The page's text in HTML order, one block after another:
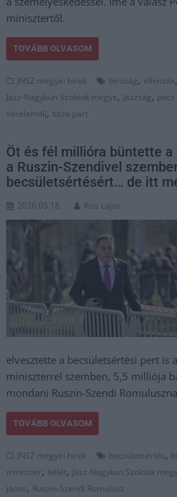
minisztertől.
TOVÁBB OLVASOM
JNSZ megyei hírek bíróság, ellenzék,
Jász-Nagykun Szolnok megye, Jászság,
sérelemdíj, tisza part
Öt és fél millióra büntette
a Ruszin-Szendivel
becsületsértésért… de itt
2026.05.18. Kiss Lajos
elvesztette a becsületsértési pert is
miniszterrel szemben, 5,5 milliója
mondani Ruszin-Szendi
TOVÁBB OLVASOM
JNSZ megyei hírek becsületsértés,
miniszter, ítélet, Jász-Nagykun Szolnok
jános, Ruszin-Szendi Romulusz